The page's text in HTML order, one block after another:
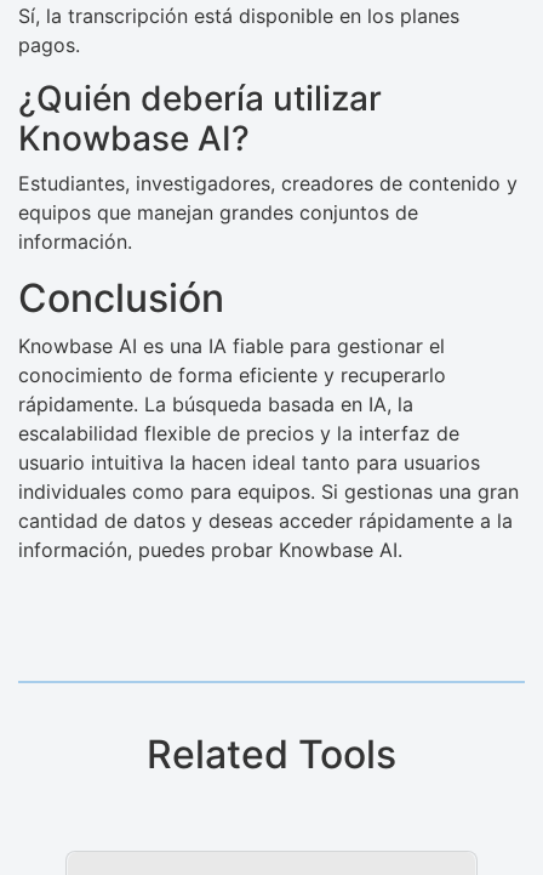
Sí, la transcripción está disponible en los planes
pagos.
¿Quién debería utilizar
Knowbase AI?
Estudiantes, investigadores, creadores de contenido y
equipos que manejan grandes conjuntos de
información.
Conclusión
Knowbase AI es una IA fiable para gestionar el
conocimiento de forma eficiente y recuperarlo
rápidamente. La búsqueda basada en IA, la
escalabilidad flexible de precios y la interfaz de
usuario intuitiva la hacen ideal tanto para usuarios
individuales como para equipos. Si gestionas una gran
cantidad de datos y deseas acceder rápidamente a la
información, puedes probar Knowbase AI.
Related Tools